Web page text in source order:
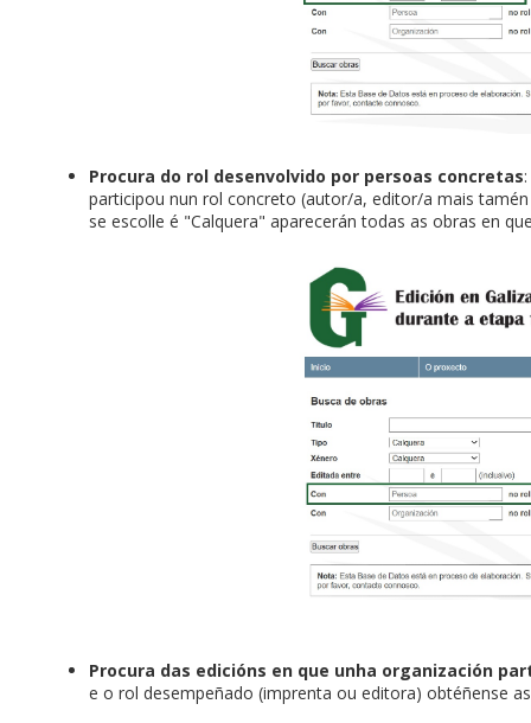
Procura do rol desenvolvido por persoas concretas
participou nun rol concreto (autor/a, editor/a mais
se escolle é "Calquera" aparecerán todas as obras en
Procura das edicións en que unha organización
e o rol desempeñado (imprenta ou editora) obtéñense